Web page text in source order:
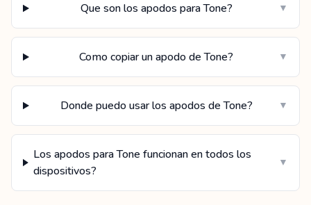
Que son los apodos para Tone? ▼
Como copiar un apodo de Tone? ▼
Donde puedo usar los apodos de Tone? ▼
Los apodos para Tone funcionan en todos los
dispositivos?
▼